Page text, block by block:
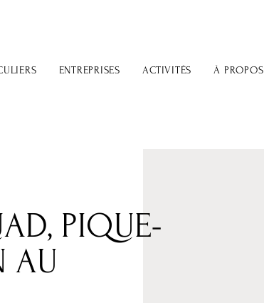
ENTREPRISES ACTIVITÉS À PROPOS
PIQUE-
AU